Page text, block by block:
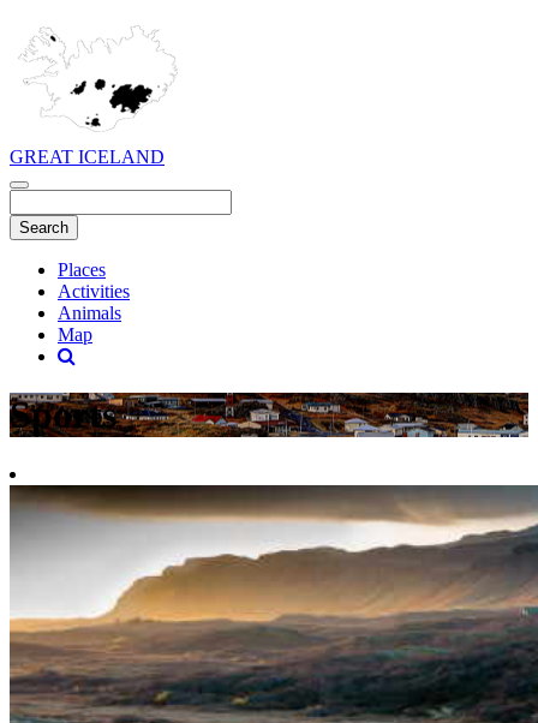
GREAT ICELAND
Places
Activities
Animals
Map
Sports